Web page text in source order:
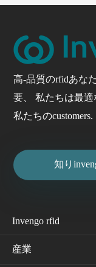
高-品質のrfidあな
要、 私たちは最
私たちのcustomers.
知り
Invengo rfid
産業